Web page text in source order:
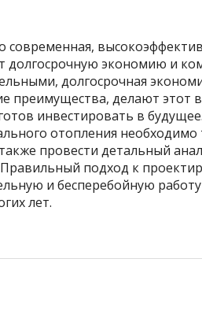
долгосрочную экономию и
долгосрочная
преимущества, делают этот
инвестировать в
отопления
провести детальный
подход к
и бесперебойную
лет.